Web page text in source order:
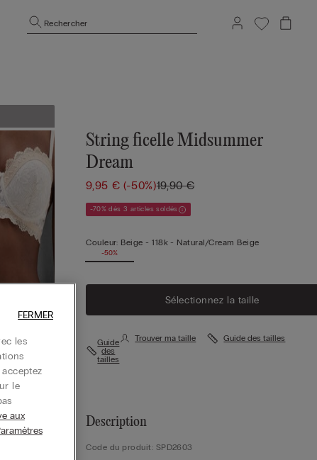
Rechercher
String ficelle Midsummer
Dream
9,95 € (-50%)19,90 €
-70% dès 3 articles soldés
Couleur: Beige -118k - Natural/cream Beige
-50%
Sélectionnez la taille
Guide
des
tailles
Trouver ma taille Guide des tailles
Description
Code du produit: SPD2603
les
le
aux
FERMER